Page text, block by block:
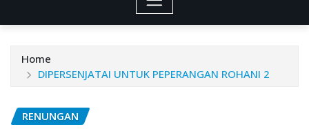
Home
DIPERSENJATAI UNTUK PEPERANGAN ROHANI 2
RENUNGAN